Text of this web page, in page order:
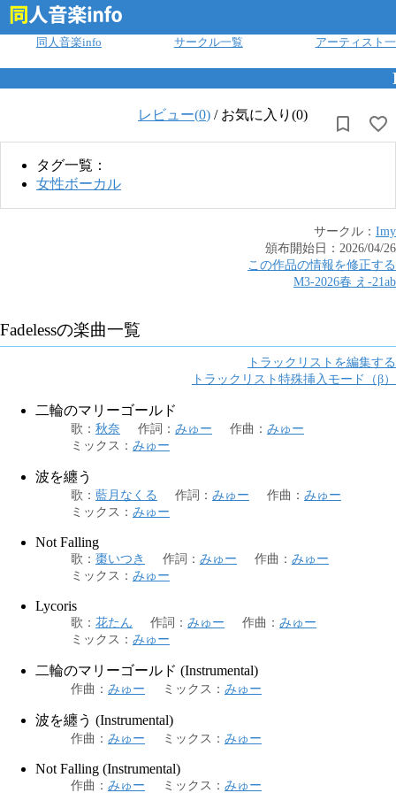
同人音楽info サークル一覧 アーティスト
レビュー(0) / お気に入り(0)
タグ一覧：
女性ボーカル
サークル： Imy
頒布開始日： 2026/04/26
この作品の情報を修正する
M3-2026春 え -21ab
Fadelessの楽曲一覧
トラックリストを編集する
トラックリスト特殊挿入モード（β）
二輪のマリーゴールド
歌 ： 秋奈 作詞 ： みゅー 作曲 ： みゅー
ミックス ： みゅー
波を纏う
歌 ： 藍月なくる 作詞 ： みゅー 作曲 ： みゅー
ミックス ： みゅー
Not Falling
歌 ： 棗いつき 作詞 ： みゅー 作曲 ： みゅー
ミックス ： みゅー
Lycoris
歌 ： 花たん 作詞 ： みゅー 作曲 ： みゅー
ミックス ： みゅー
二輪のマリーゴールド (Instrumental)
作曲 ： みゅー ミックス ： みゅー
波を纏う (Instrumental)
作曲 ： みゅー ミックス ： みゅー
Not Falling (Instrumental)
作曲 ： みゅー ミックス ： みゅー